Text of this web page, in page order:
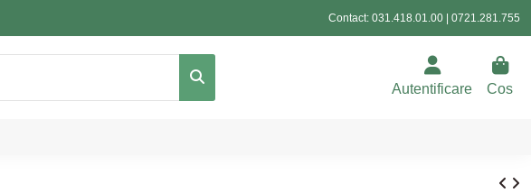
Contact: 031.418.01.00 0721.281.755
Autentificare Cos